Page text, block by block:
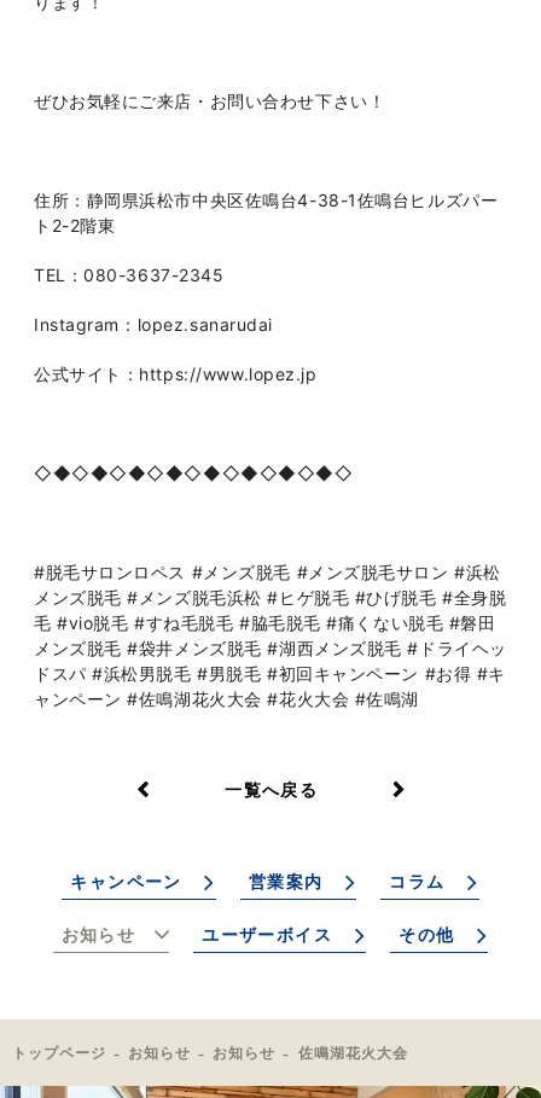
ぜひお気軽にご来店・お問い合わせ下さい！
住所：静岡県浜松市中央区佐鳴台4-38-1佐鳴台ヒルズパー
ト2-2階東
TEL：080-3637-2345
Instagram：lopez.sanarudai
公式サイト：https://www.lopez.jp
◇◆◇◆◇◆◇◆◇◆◇◆◇◆◇◆◇
#脱毛サロンロペス #メンズ脱毛 #メンズ脱毛サロン #浜松
メンズ脱毛 #メンズ脱毛浜松 #ヒゲ脱毛 #ひげ脱毛 #全身脱
毛 #vio脱毛 #すね毛脱毛 #脇毛脱毛 #痛くない脱毛 #磐田
メンズ脱毛 #袋井メンズ脱毛 #湖西メンズ脱毛 #ドライヘッ
ドスパ #浜松男脱毛 #男脱毛 #初回キャンペーン #お得 #キ
ャンペーン #佐鳴湖花火大会 #花火大会 #佐鳴湖
一覧へ戻る
キャンペーン 営業案内 コラム
お知らせ ユーザーボイス その他
トップページ お知らせ お知らせ 佐鳴湖花火大会